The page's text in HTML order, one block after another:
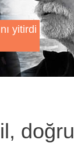
yitirdi
doğru